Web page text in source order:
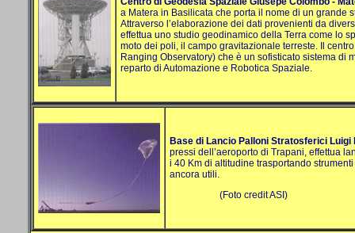
a Matera in Basilicata che porta il nome di un grande
Attraverso l’elaborazione dei dati provenienti da
effettua uno studio geodinamico della Terra come lo
moto dei poli, il campo gravitazionale terreste. Il
Ranging Observatory) che è un sofisticato sistema di
reparto di Automazione e Robotica Spaziale.
Base di Lancio Palloni Stratosferici Luigi
pressi dell’aeroporto di Trapani, effettua
i 40 Km di altitudine trasportando
ancora utili.
(Foto credit ASI)